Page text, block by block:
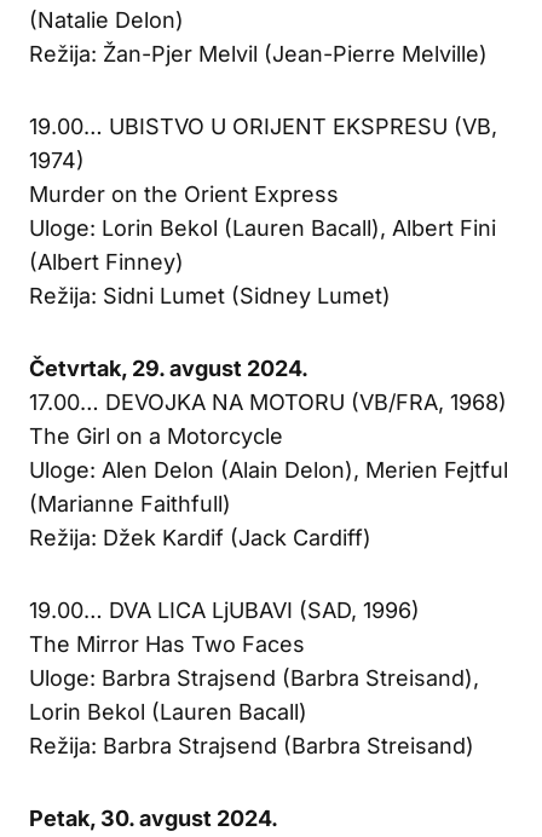
(Natalie Delon)
Režija: Žan-Pjer Melvil (Jean-Pierre Melville)
19.00… UBISTVO U ORIJENT EKSPRESU (VB,
1974)
Murder on the Orient Express
Uloge: Lorin Bekol (Lauren Bacall), Albert Fini
(Albert Finney)
Režija: Sidni Lumet (Sidney Lumet)
Četvrtak, 29. avgust 2024.
17.00… DEVOJKA NA MOTORU (VB/FRA, 1968)
The Girl on a Motorcycle
Uloge: Alen Delon (Alain Delon), Merien Fejtful
(Marianne Faithfull)
Režija: Džek Kardif (Jack Cardiff)
19.00… DVA LICA LjUBAVI (SAD, 1996)
The Mirror Has Two Faces
Uloge: Barbra Strajsend (Barbra Streisand),
Lorin Bekol (Lauren Bacall)
Režija: Barbra Strajsend (Barbra Streisand)
Petak, 30. avgust 2024.